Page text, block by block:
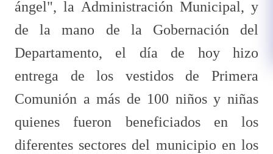
ángel", la Administración Municipal, y
de la mano de la Gobernación del
Departamento, el día de hoy hizo
entrega de los vestidos de Primera
Comunión a más de 100 niños y niñas
quienes fueron beneficiados en los
diferentes sectores del municipio en los